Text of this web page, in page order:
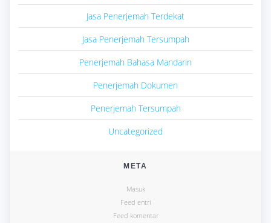
Jasa Penerjemah Terdekat
Jasa Penerjemah Tersumpah
Penerjemah Bahasa Mandarin
Penerjemah Dokumen
Penerjemah Tersumpah
Uncategorized
META
Masuk
Feed entri
Feed komentar